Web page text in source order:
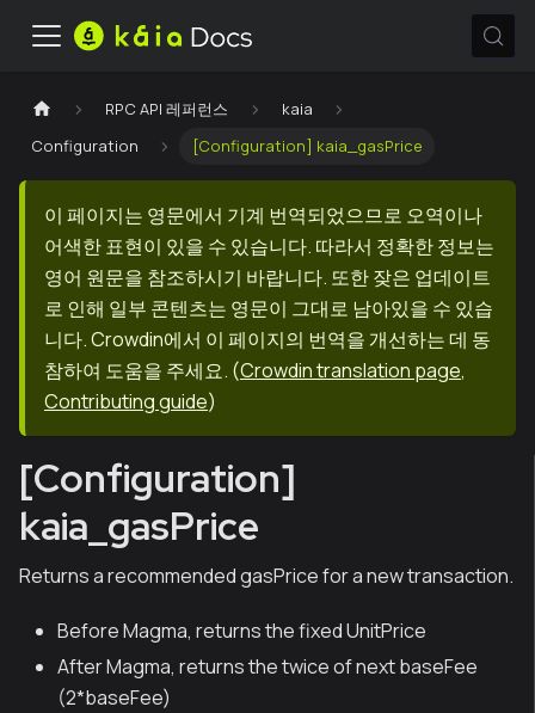
RPC API 레퍼런스
kaia
Configuration
[Configuration] kaia_gasPrice
이 페이지는 영문에서 기계 번역되었으므로 오역이나
어색한 표현이 있을 수 있습니다. 따라서 정확한 정보는
영어 원문을 참조하시기 바랍니다. 또한 잦은 업데이트
로 인해 일부 콘텐츠는 영문이 그대로 남아있을 수 있습
니다. Crowdin에서 이 페이지의 번역을 개선하는 데 동
참하여 도움을 주세요. (Crowdin translation page,
Contributing guide)
[Configuration]
kaia_gasPrice
Returns a recommended gasPrice for a new transaction.
Before Magma, returns the fixed UnitPrice
After Magma, returns the twice of next baseFee
(2*baseFee)